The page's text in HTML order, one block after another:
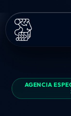
AGENCIA